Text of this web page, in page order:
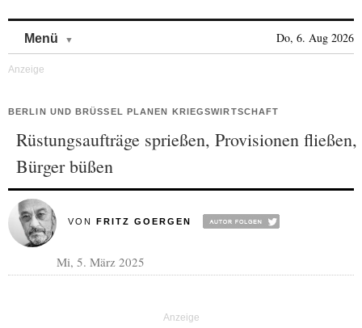
Menü Do, 6. Aug 2026
BERLIN UND BRÜSSEL PLANEN KRIEGSWIRTSCHAFT
Rüstungsaufträge sprießen, Provisionen fließen,
Bürger büßen
VON FRITZ GOERGEN
Mi, 5. März 2025